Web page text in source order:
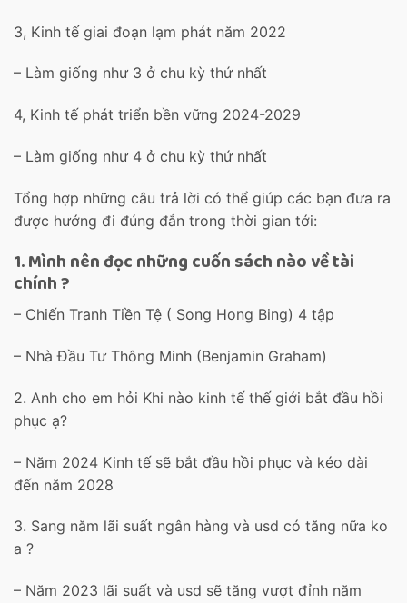
3, Kinh tế giai đoạn lạm phát năm 2022
– Làm giống như 3 ở chu kỳ thứ nhất
4, Kinh tế phát triển bền vững 2024-2029
– Làm giống như 4 ở chu kỳ thứ nhất
Tổng hợp những câu trả lời có thể giúp các bạn đưa ra
được hướng đi đúng đắn trong thời gian tới:
1. Mình nên đọc những cuốn sách nào về tài
chính ?
– Chiến Tranh Tiền Tệ ( Song Hong Bing) 4 tập
– Nhà Đầu Tư Thông Minh (Benjamin Graham)
2. Anh cho em hỏi Khi nào kinh tế thế giới bắt đầu hồi
phục ạ?
– Năm 2024 Kinh tế sẽ bắt đầu hồi phục và kéo dài
đến năm 2028
3. Sang năm lãi suất ngân hàng và usd có tăng nữa ko
a ?
– Năm 2023 lãi suất và usd sẽ tăng vượt đỉnh năm